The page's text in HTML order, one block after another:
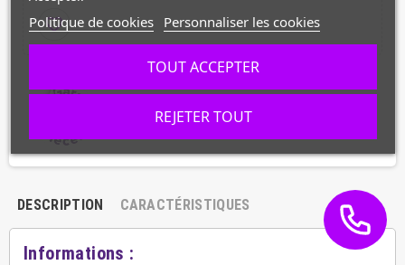
favorite_border
DESCRIPTION CARACTÉRISTIQUES
Informations :
Politique de cookies Personnaliser les cookies
REJETER TOUT
TOUT ACCEPTER